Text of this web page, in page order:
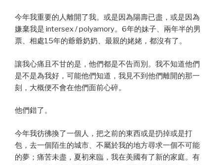
今年我重要的人離開了我。或是因為陽壽已盡，或是因為
嫌棄我是 intersex / polyamory。6年的妹子、兩年半的男
票、相處15年的爺爺奶奶、最親的姥姥，都沒有了。
讓我心痛且不甘的是，他們都是不告而別。我不知道他們
是不是為我好，可能他們知道，我見不到他們離開的那一
刻，大概便不會在他們面前心碎。
他們錯了。
今年我彷彿換了一個人，把之前的東西或是扔掉或是打
包，去一個陌生的城市、不屬於我的地方尋求一個不可能
的夢；痛苦未盡，夏初來臨，我在美國有了新的家庭。有